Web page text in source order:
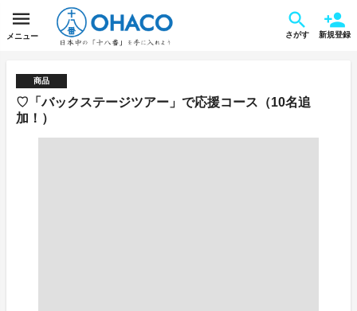
メニュー さがす 新規登録
商品
♡「バックステージツアー」で応援コース（10名追
加！）